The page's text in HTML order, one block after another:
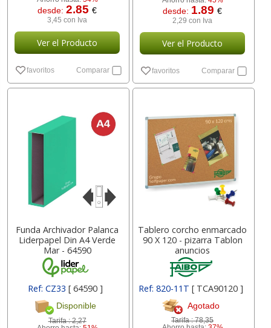
desde:2.85€
3,45 con Iva
Ver el Producto
favoritos Comparar
desde: 1.89€
2,29 con Iva
Ver el Producto
favoritos Comparar
Funda Archivador Palanca
Liderpapel Din A4 Verde
Mar - 64590
Ref: CZ33[ 64590 ]
Disponible
Tarifa :2,27
Tablero corcho enmarcado
90 X 120 - pizarra Tablon
anuncios
Ref: 820-11T [ TCA90120 ]
Agotado
Tarifa :78,35